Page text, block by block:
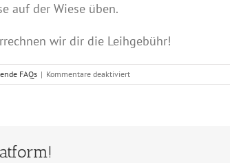
auf der Wiese üben.
wir dir die Leihgebühr!
FAQs | Kommentare deaktiviertfür
Benötige